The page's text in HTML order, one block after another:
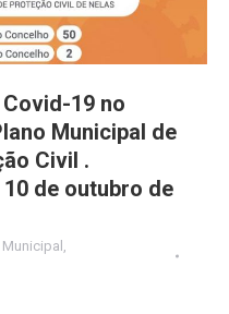
19 no
Municipal de
Civil .
10 de outubro de
,